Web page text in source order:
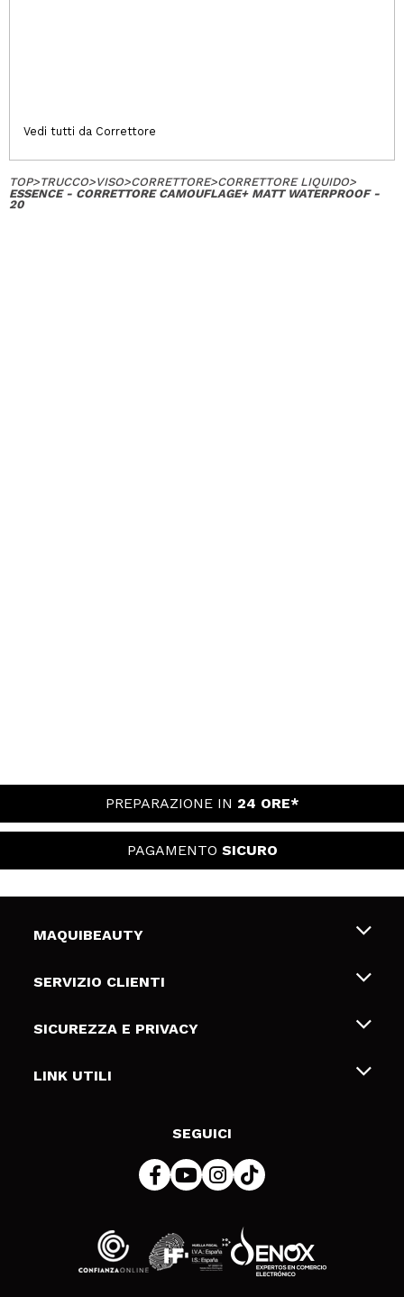
Vedi tutti da Correttore
TOP>TRUCCO>VISO>CORRETTORE>CORRETTORE LIQUIDO>
ESSENCE - CORRETTORE CAMOUFLAGE+ MATT WATERPROOF -
20
PREPARAZIONE IN 24 ORE*
PAGAMENTO SICURO
MAQUIBEAUTY
Chi siamo
Gift Cards
SERVIZIO CLIENTI
Spedizioni & Resi
Metodi di pagamamento
SICUREZZA E PRIVACY
Termini e condizioni
LINK UTILI
SEGUICI